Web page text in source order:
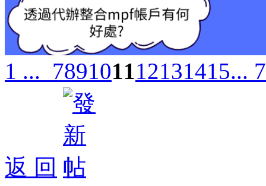
1 ... 789101112131415...
返 回